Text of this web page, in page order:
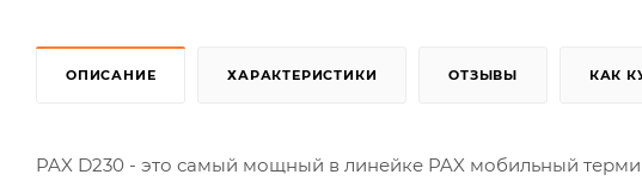
ОПИСАНИЕ ХАРАКТЕРИСТИКИ ОТЗЫВЫ КАК
PAX D230 - это самый мощный в линейке PAX мобильный